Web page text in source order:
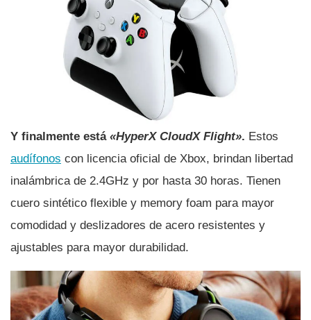
Y finalmente está «HyperX CloudX Flight». Estos
audí­fonos con licencia oficial de Xbox, brindan libertad
inalámbrica de 2.4GHz y por hasta 30 horas. Tienen
cuero sintético flexible y memory foam para mayor
comodidad y deslizadores de acero resistentes y
ajustables para mayor durabilidad.